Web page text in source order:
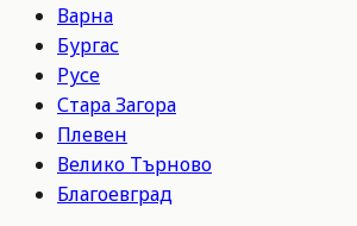
Варна
Бургас
Русе
Стара Загора
Плевен
Велико Търново
Благоевград